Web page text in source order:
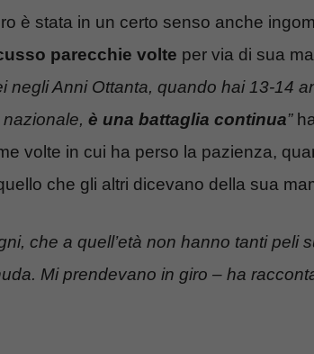
è stata in un certo senso anche
parecchie volte per via di sua
negli Anni Ottanta, quando hai 13-14
è una battaglia continua”
volte in cui ha perso la pazienza,
che gli altri dicevano della sua
che a quell’età non hanno tanti peli
Mi prendevano in giro – ha